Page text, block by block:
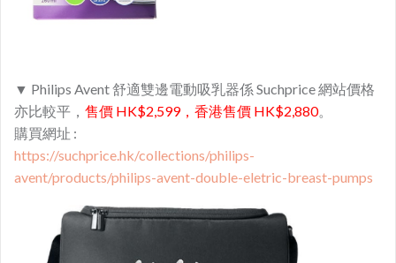
▼ Philips Avent 舒適雙邊電動吸乳器係 Suchprice 網站價格
亦比較平， 售價 HK$2,599，香港售價 HK$2,880。
購買網址 :
https://suchprice.hk/collections/philips-
avent/products/philips-avent-double-eletric-breast-pumps